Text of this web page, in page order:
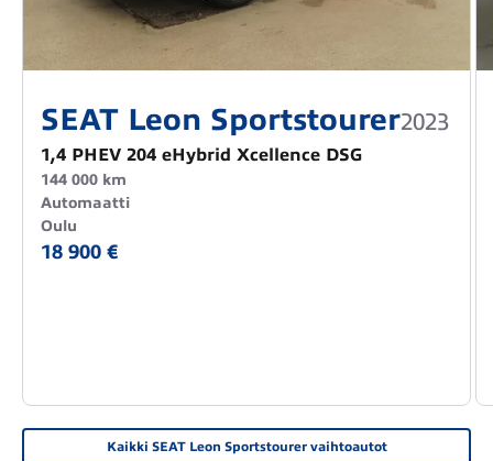
SEAT Leon Sportstourer2023
1,4 PHEV 204 eHybrid Xcellence DSG
144 000 km
Automaatti
Oulu
18 900 €
Kaikki SEAT Leon Sportstourer vaihtoautot